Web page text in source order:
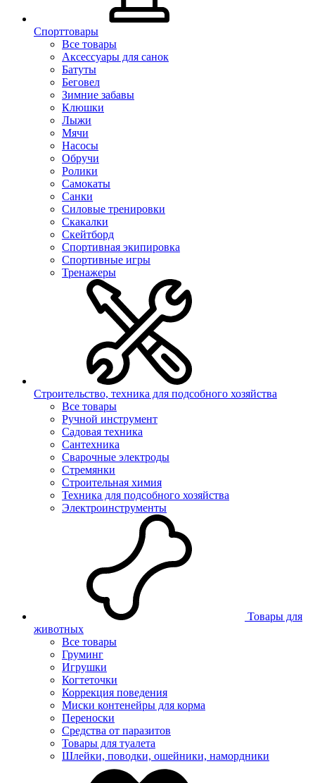
Спорттовары
Все товары
Аксессуары для санок
Батуты
Беговел
Зимние забавы
Клюшки
Лыжи
Мячи
Насосы
Обручи
Ролики
Самокаты
Санки
Силовые тренировки
Скакалки
Скейтборд
Спортивная экипировка
Спортивные игры
Тренажеры
Строительство, техника для подсобного хозяйства
Все товары
Ручной инструмент
Садовая техника
Сантехника
Сварочные электроды
Стремянки
Строительная химия
Техника для подсобного хозяйства
Электроинструменты
Товары для
животных
Все товары
Груминг
Игрушки
Когтеточки
Коррекция поведения
Миски контенейры для корма
Переноски
Средства от паразитов
Товары для туалета
Шлейки, поводки, ошейники, намордники